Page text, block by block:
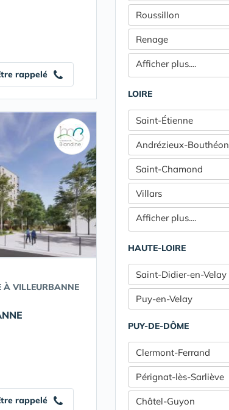
rappelé
VILLEURBANNE
rappelé
Roussillon
Renage
Afficher plus....
LOIRE
Saint-Étienne
Andrézieux-Bouthéon
Saint-Chamond
Villars
Afficher plus....
HAUTE-LOIRE
Saint-Didier-en-Velay
Puy-en-Velay
PUY-DE-DÔME
Clermont-Ferrand
Pérignat-lès-Sarliève
Châtel-Guyon